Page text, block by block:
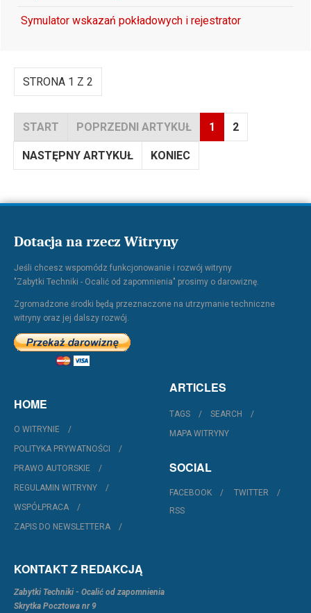
Symulator wskazań pokładowych i rejestrator
STRONA 1 Z 2
START POPRZEDNI ARTYKUŁ 1 2
NASTĘPNY ARTYKUŁ KONIEC
Dotacja na rzecz Witryny
Jeśli chcesz wspomódz funkcjonowanie i rozwój witryny
"Zabytki Techniki - Ocalić od zapomnienia" prosimy o darowiznę.
Zgromadzone środki będą przeznaczone na utrzymanie techniczne
witryny oraz jej dalszy rozwój.
HOME
O WITRYNIE
POLITYKA PRYWATNOŚCI
PRAWO AUTORSKIE
REGULAMIN WITRYNY
WSPÓŁPRACA
ZAPIS DO NEWSLETTERA
ARTICLES
TAGS
SEARCH
MAPA WITRYNY
SOCIAL
FACEBOOK
TWITTER
RSS
KONTAKT Z REDAKCJĄ
Zabytki Techniki - Ocalić od zapomnienia
Skrytka Pocztowa nr 9